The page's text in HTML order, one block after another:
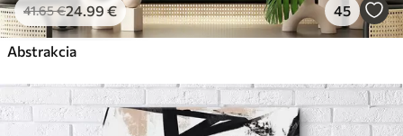
41.65€24.99 € 45
Abstrakcia